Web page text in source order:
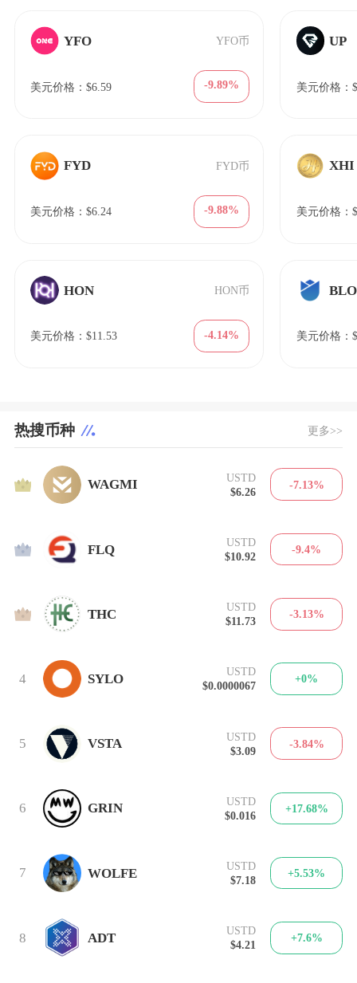
YFO YFO币
美元价格：$6.59 -9.89%
FYD FYD币
美元价格：$6.24 -9.88%
HON HON币
美元价格：$11.53 -4.14%
UP
美元价格：
XHI
美元价格：
美元价格：
热搜币种 更多>>
1 WAGMI
USTD
$6.26
-7.13%
2 FLQ
USTD
$10.92
-9.4%
3 THC
USTD
$11.73
-3.13%
4 SYLO
USTD
$0.0000067
+0%
5 VSTA
USTD
$3.09
-3.84%
6 GRIN
USTD
$0.016
+17.68%
7 WOLFE
USTD
$7.18
+5.53%
8 ADT
USTD
$4.21
+7.6%